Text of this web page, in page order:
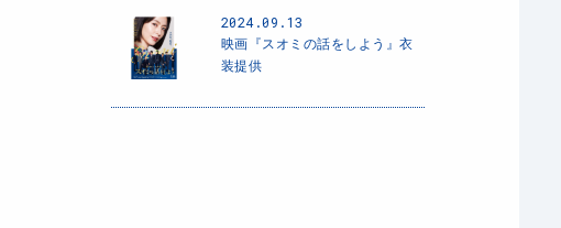
2024.09.13
映画『スオミの話をしよう』衣
装提供